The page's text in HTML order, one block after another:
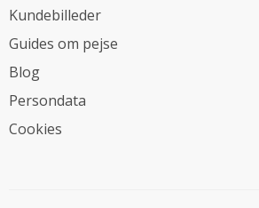
Kundebilleder
Guides om pejse
Blog
Persondata
Cookies